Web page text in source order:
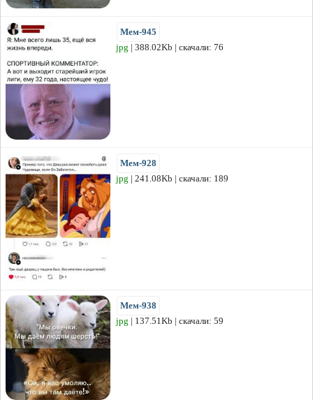
Мем-945
jpg | 388.02Kb | скачали: 76
Мем-928
jpg | 241.08Kb | скачали: 189
Мем-938
jpg | 137.51Kb | скачали: 59